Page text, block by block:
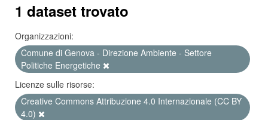
1 dataset trovato
Organizzazioni:
Comune di Genova - Direzione Ambiente - Settore
Politiche Energetiche
Licenze sulle risorse:
Creative Commons Attribuzione 4.0 Internazionale (CC BY
4.0)